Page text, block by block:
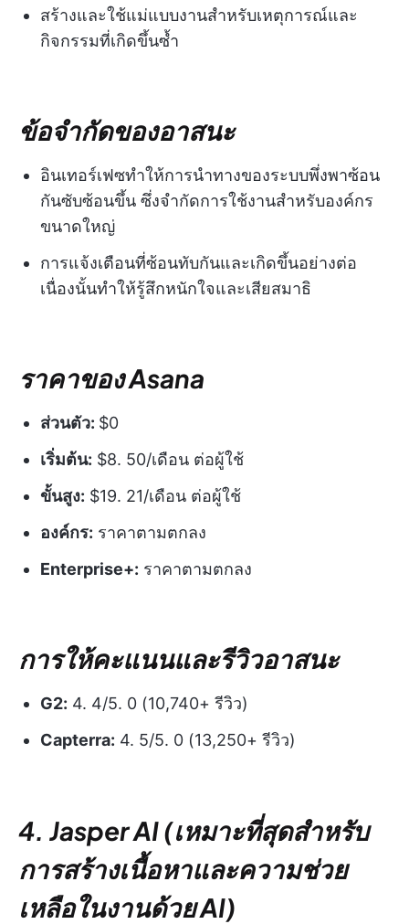
สร้างและใช้แม่แบบงานสำหรับเหตุการณ์และ
กิจกรรมที่เกิดขึ้นซ้ำ
ข้อจำกัดของอาสนะ
อินเทอร์เฟซทำให้การนำทางของระบบพึ่งพาซ้อน
กันซับซ้อนขึ้น ซึ่งจำกัดการใช้งานสำหรับองค์กร
ขนาดใหญ่
การแจ้งเตือนที่ซ้อนทับกันและเกิดขึ้นอย่างต่อ
เนื่องนั้นทำให้รู้สึกหนักใจและเสียสมาธิ
ราคาของ Asana
ส่วนตัว: $0
เริ่มต้น: $8. 50/เดือน ต่อผู้ใช้
ขั้นสูง: $19. 21/เดือน ต่อผู้ใช้
องค์กร: ราคาตามตกลง
Enterprise+: ราคาตามตกลง
การให้คะแนนและรีวิวอาสนะ
G2: 4. 4/5. 0 (10,740+ รีวิว)
Capterra: 4. 5/5. 0 (13,250+ รีวิว)
4. Jasper AI (เหมาะที่สุดสำหรับ
การสร้างเนื้อหาและความช่วย
เหลือในงานด้วย AI)